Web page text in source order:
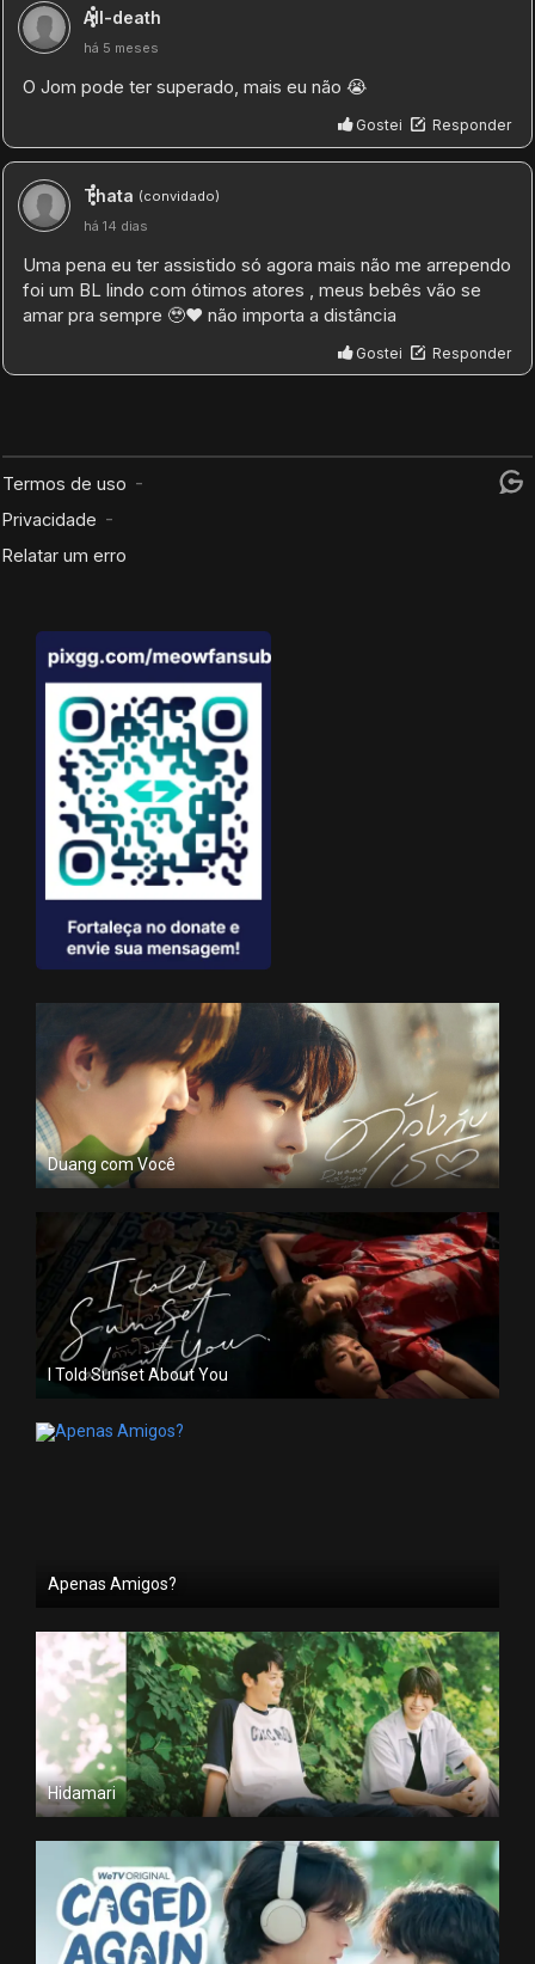
Duang com Você
I Told Sunset About You
Apenas Amigos?
Hidamari